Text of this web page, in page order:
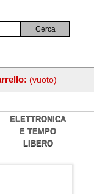
ELETTRONICA
E TEMPO
LIBERO
(vuoto)